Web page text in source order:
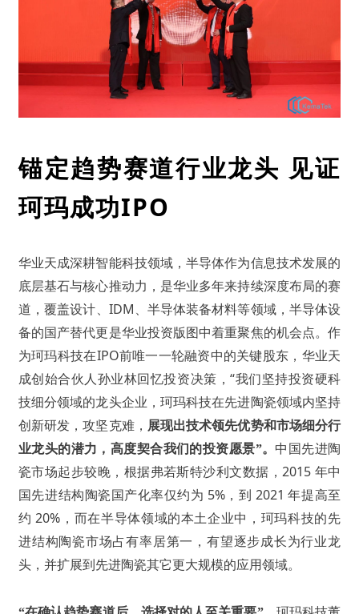
锚定趋势赛道行业龙头 见证
珂玛成功IPO
华业天成深耕智能科技领域，半导体作为信息技术发展的
底层基石与核心推动力，是华业多年来持续深度布局的赛
道，覆盖设计、 IDM、半导体装备材料等领域，半导体设
备的国产替代更是华业投资版图中着重聚焦的机会点。作
为珂玛科技在IPO前唯一一轮融资中的关键股东，华业天
成创始合伙人孙业林回忆投资决策，“我们坚持投资硬科
技细分领域的龙头企业，珂玛科技在先进陶瓷领域内坚持
创新研发，攻坚克难， 展现出技术领先优势和市场细分行
业龙头的潜力，高度契合我们的投资愿景”。 中国先进陶
瓷市场起步较晚，根据弗若斯特沙利文数据， 2015 年中
国先进结构陶瓷国产化率仅约为 5%，到 2021 年提高至
约 20%，而在半导体领域的本土企业中，珂玛科技的先
进结构陶瓷市场占有率居第一，有望逐步成长为行业龙
头，并扩展到先进陶瓷其它更大规模的应用领域。